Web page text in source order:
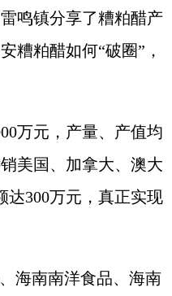
鸣镇分享了糟粕醋产
糟粕醋如何“破圈”，
万元，产量、产值均
美国、加拿大、澳大
达300万元，真正实现
海南南洋食品、海南